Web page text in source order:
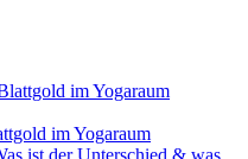
im Yogaraum